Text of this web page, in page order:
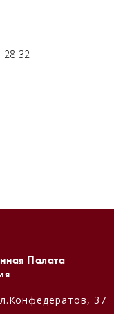
28 32
Палата
37